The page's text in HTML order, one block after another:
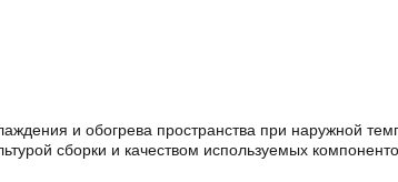
и обогрева пространства при наружной
сборки и качеством используемых